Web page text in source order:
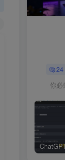
24
你必